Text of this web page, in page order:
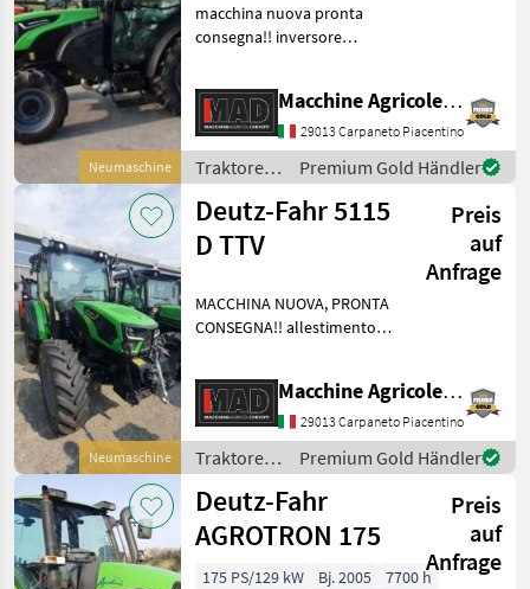
Neumaschine
macchina nuova pronta
consegna!! inversore
distributori, cabina Cat. 4,
aria condizionata, sedile
pneu
Macchine Agricole Devoti Srl
29013 Carpaneto Piacentino
Traktoren
/ Deutz
Fahr
Premium Gold Händler
Neumaschine
Deutz-Fahr 5115
D TTV
Preis
auf
Anfrage
MACCHINA NUOVA, PRONTA
CONSEGNA!! allestimento
MONITOR , distributori
elettroidraulici, ponte
sospeso a bracci indipen
Macchine Agricole Devoti Srl
29013 Carpaneto Piacentino
Traktoren
/ Deutz
Fahr
Premium Gold Händler
Deutz-Fahr
AGROTRON 175
Preis
auf
Anfrage
175 PS/129 kW Bj. 2005
7700 h